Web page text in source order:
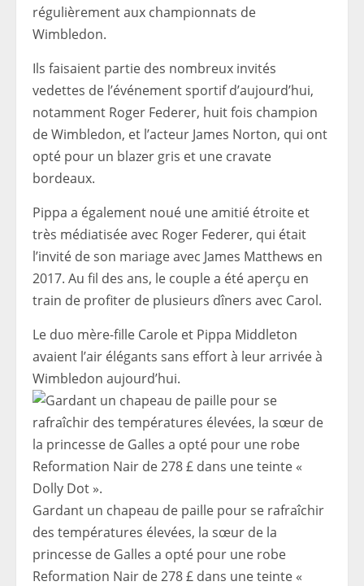
régulièrement aux championnats de
Wimbledon.
Ils faisaient partie des nombreux invités
vedettes de l’événement sportif d’aujourd’hui,
notamment Roger Federer, huit fois champion
de Wimbledon, et l’acteur James Norton, qui ont
opté pour un blazer gris et une cravate
bordeaux.
Pippa a également noué une amitié étroite et
très médiatisée avec Roger Federer, qui était
l’invité de son mariage avec James Matthews en
2017. Au fil des ans, le couple a été aperçu en
train de profiter de plusieurs dîners avec Carol.
Le duo mère-fille Carole et Pippa Middleton
avaient l’air élégants sans effort à leur arrivée à
Wimbledon aujourd’hui.
Gardant un chapeau de paille pour se rafraîchir
des températures élevées, la sœur de la
princesse de Galles a opté pour une robe
Reformation Nair de 278 £ dans une teinte «